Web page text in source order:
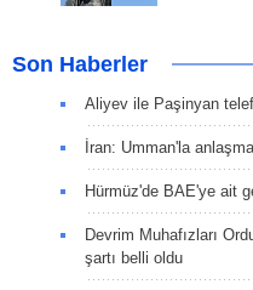
Son Haberler
Aliyev ile Paşinyan
İran: Umman'la
Hürmüz'de BAE'ye ait
Devrim Muhafızları
şartı belli oldu